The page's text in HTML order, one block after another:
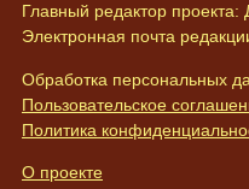
Главный редактор проекта:
Электронная почта
Обработка персональных
Пользовательское
Политика
О проекте